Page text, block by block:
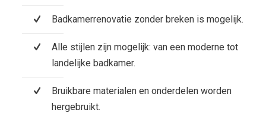
Badkamerrenovatie zonder breken is mogelijk.
Alle stijlen zijn mogelijk: van een moderne tot
landelijke badkamer.
Bruikbare materialen en onderdelen worden
hergebruikt.